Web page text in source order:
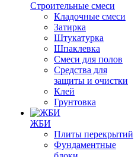
Строительные смеси
Кладочные смеси
Затирка
Штукатурка
Шпаклевка
Смеси для полов
Средства для
защиты и очистки
Клей
Грунтовка
ЖБИ
Плиты перекрытий
Фундаментные